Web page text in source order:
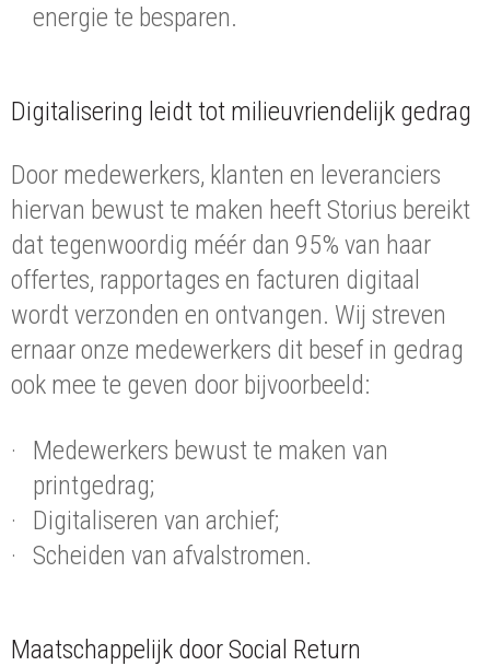
energie te besparen.
Digitalisering leidt tot milieuvriendelijk gedrag
Door medewerkers, klanten en leveranciers
hiervan bewust te maken heeft Storius bereikt
dat tegenwoordig méér dan 95% van haar
offertes, rapportages en facturen digitaal
wordt verzonden en ontvangen. Wij streven
ernaar onze medewerkers dit besef in gedrag
ook mee te geven door bijvoorbeeld:
Medewerkers bewust te maken van
printgedrag;
Digitaliseren van archief;
Scheiden van afvalstromen.
Maatschappelijk door Social Return